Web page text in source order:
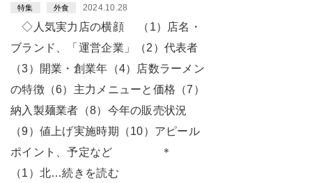
特集 外食 2024.10.28
◇人気実力店の横顔 （1）店名・
ブランド、「運営企業」（2）代表者
（3）開業・創業年（4）店数ラーメン
の特徴（6）主力メニューと価格（7）
納入製麺業者（8）今年の販売状況
（9）値上げ実施時期（10）アピール
ポイント、予定など ＊
（1）北…続きを読む